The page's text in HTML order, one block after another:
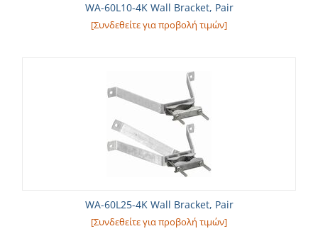
WA-60L10-4K Wall Bracket, Pair
[Συνδεθείτε για προβολή τιμών]
WA-60L25-4K Wall Bracket, Pair
[Συνδεθείτε για προβολή τιμών]